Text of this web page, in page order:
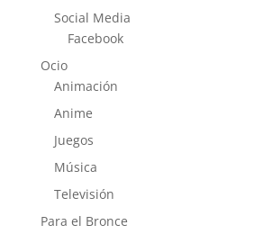
Social Media
Facebook
Ocio
Animación
Anime
Juegos
Música
Televisión
Para el Bronce